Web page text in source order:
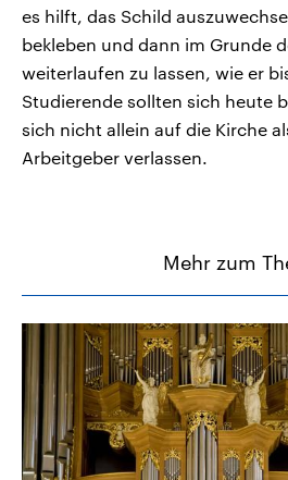
es hilft, das Schild
bekleben und dann im Grunde
weiterlaufen zu lassen, wie er
Studierende sollten sich heute
sich nicht allein auf die Kirche
Arbeitgeber verlassen.
Mehr zum